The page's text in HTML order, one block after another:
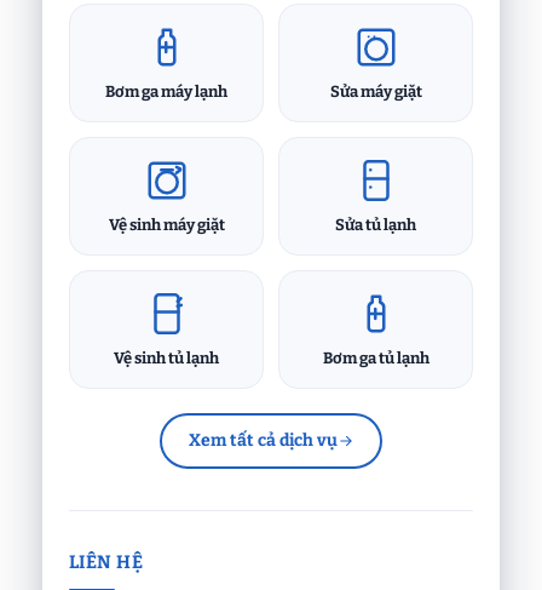
Bơm ga máy lạnh Sửa máy giặt
Vệ sinh máy giặt Sửa tủ lạnh
Vệ sinh tủ lạnh Bơm ga tủ lạnh
Xem tất cả dịch vụ
LIÊN HỆ